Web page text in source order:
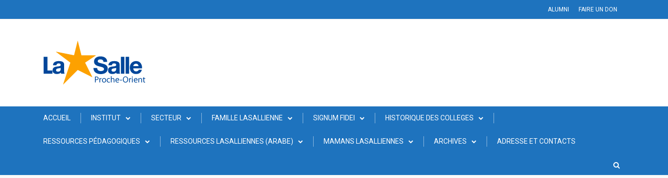
ALUMNI FAIRE UN DON
ACCUEIL INSTITUT SECTEUR FAMILLE LASALLIENNE SIGNUM FIDEI HISTORIQUE DES COLLEGES
RESSOURCES PÉDAGOGIQUES RESSOURCES LASALLIENNES (ARABE) MAMANS LASALLIENNES ARCHIVES ADRESSE ET CONTACTS